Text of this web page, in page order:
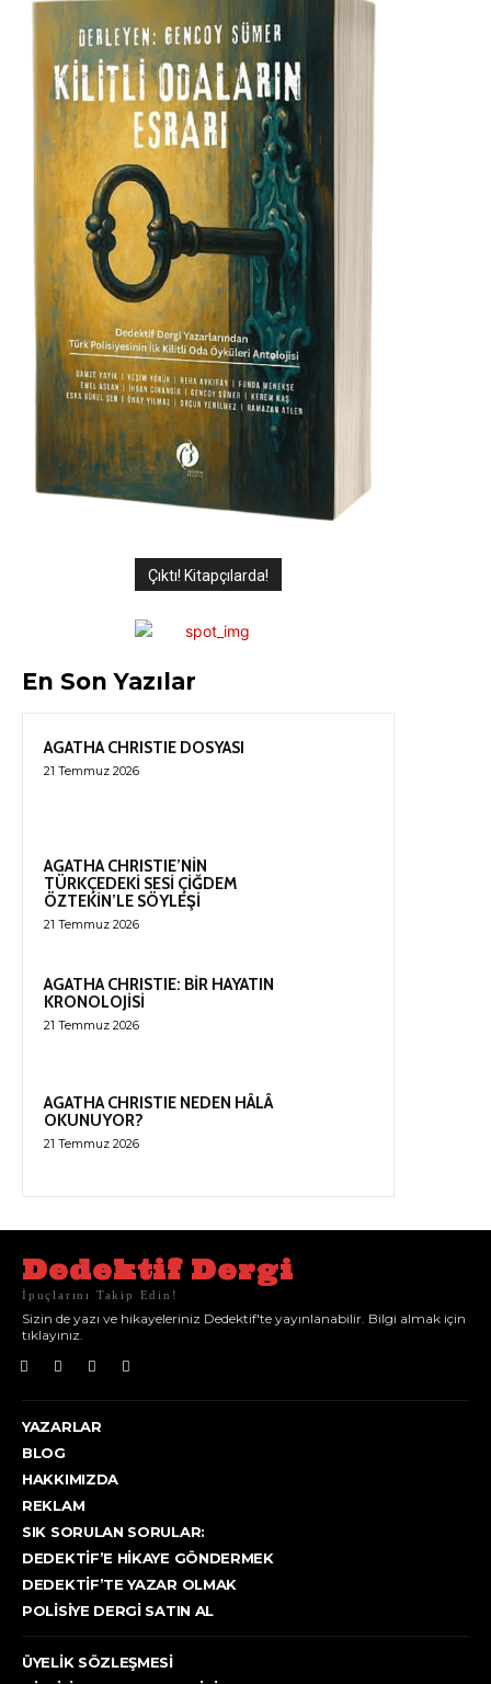
Çıktı! Kitapçılarda!
En Son Yazılar
AGATHA CHRISTIE DOSYASI
21 Temmuz 2026
AGATHA CHRISTIE’NİN
TÜRKÇEDEKİ SESİ ÇİĞDEM
ÖZTEKİN’LE SÖYLEŞİ
21 Temmuz 2026
AGATHA CHRISTIE: BİR HAYATIN
KRONOLOJİSİ
21 Temmuz 2026
AGATHA CHRISTIE NEDEN HÂLÂ
OKUNUYOR?
21 Temmuz 2026
Dedektif Dergi
İpuçlarını Takip Edin!
Sizin de yazı ve hikayeleriniz Dedektif'te yayınlanabilir. Bilgi almak için
tıklayınız.
YAZARLAR
BLOG
HAKKIMIZDA
REKLAM
SIK SORULAN SORULAR:
DEDEKTIF’E HIKAYE GÖNDERMEK
DEDEKTIF’TE YAZAR OLMAK
POLISIYE DERGI SATIN AL
ÜYELIK SÖZLEŞMESI